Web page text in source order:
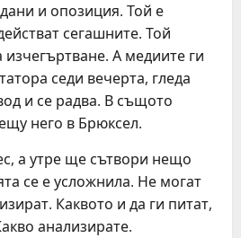
и опозиция. Той е
сегашните. Той
А медиите ги
седи вечерта, гледа
и се радва. В същото
него в Брюксел.
а утре ще сътвори нещо
се е усложнила. Не могат
Каквото и да ги питат,
анализирате.